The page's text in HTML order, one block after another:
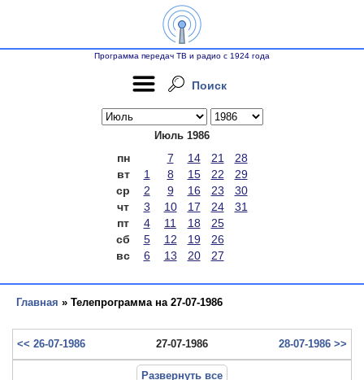
Программа передач ТВ и радио с 1924 года
Поиск
Июль 1986
пн 7 14 21
28
вт
1 8 15 22
29
ср
2 9 16 23
30
чт
3 10 17 24
31
пт
4 11 18
25
сб
5 12 19
26
вс
6 13 20 27
Главная » Телепрограмма на 27-07-1986
<< 26-07-1986 27-07-1986 28-07-1986 >>
Развернуть все